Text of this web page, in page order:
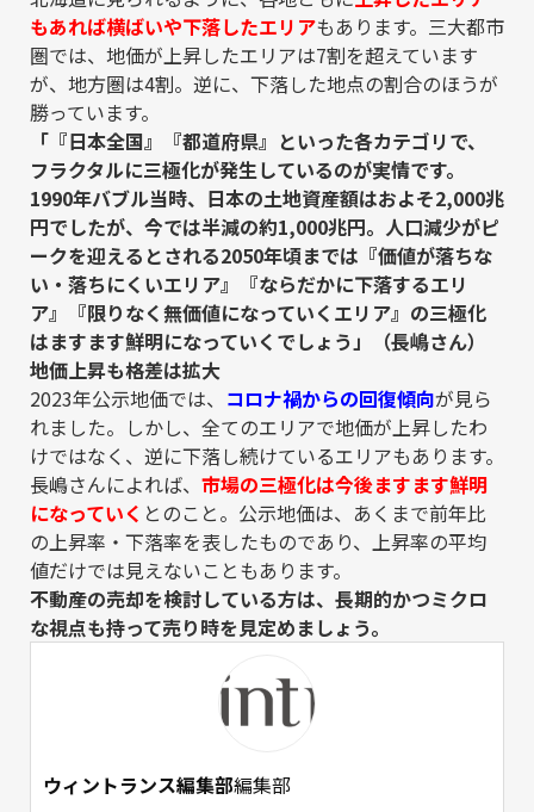
もあれば横ばいや下落したエリアもあります。三大都市
圏では、地価が上昇したエリアは7割を超えています
が、地方圏は4割。逆に、下落した地点の割合のほうが
勝っています。
「『日本全国』『都道府県』といった各カテゴリで、
フラクタルに三極化が発生しているのが実情です。
1990年バブル当時、日本の土地資産額はおよそ2,000兆
円でしたが、今では半減の約1,000兆円。人口減少がピ
ークを迎えるとされる2050年頃までは『価値が落ちな
い・落ちにくいエリア』『ならだかに下落するエリ
ア』『限りなく無価値になっていくエリア』の三極化
はますます鮮明になっていくでしょう」（長嶋さん）
地価上昇も格差は拡大
2023年公示地価では、 コロナ禍からの回復傾向が見ら
れました。しかし、全てのエリアで地価が上昇したわ
けではなく、逆に下落し続けているエリアもあります。
長嶋さんによれば、 市場の三極化は今後ますます鮮明
になっていく とのこと。公示地価は、あくまで前年比
の上昇率・下落率を表したものであり、上昇率の平均
値だけでは見えないこともあります。
不動産の売却を検討している方は、長期的かつミクロ
な視点も持って売り時を見定めましょう。
ウィントランス編集部編集部